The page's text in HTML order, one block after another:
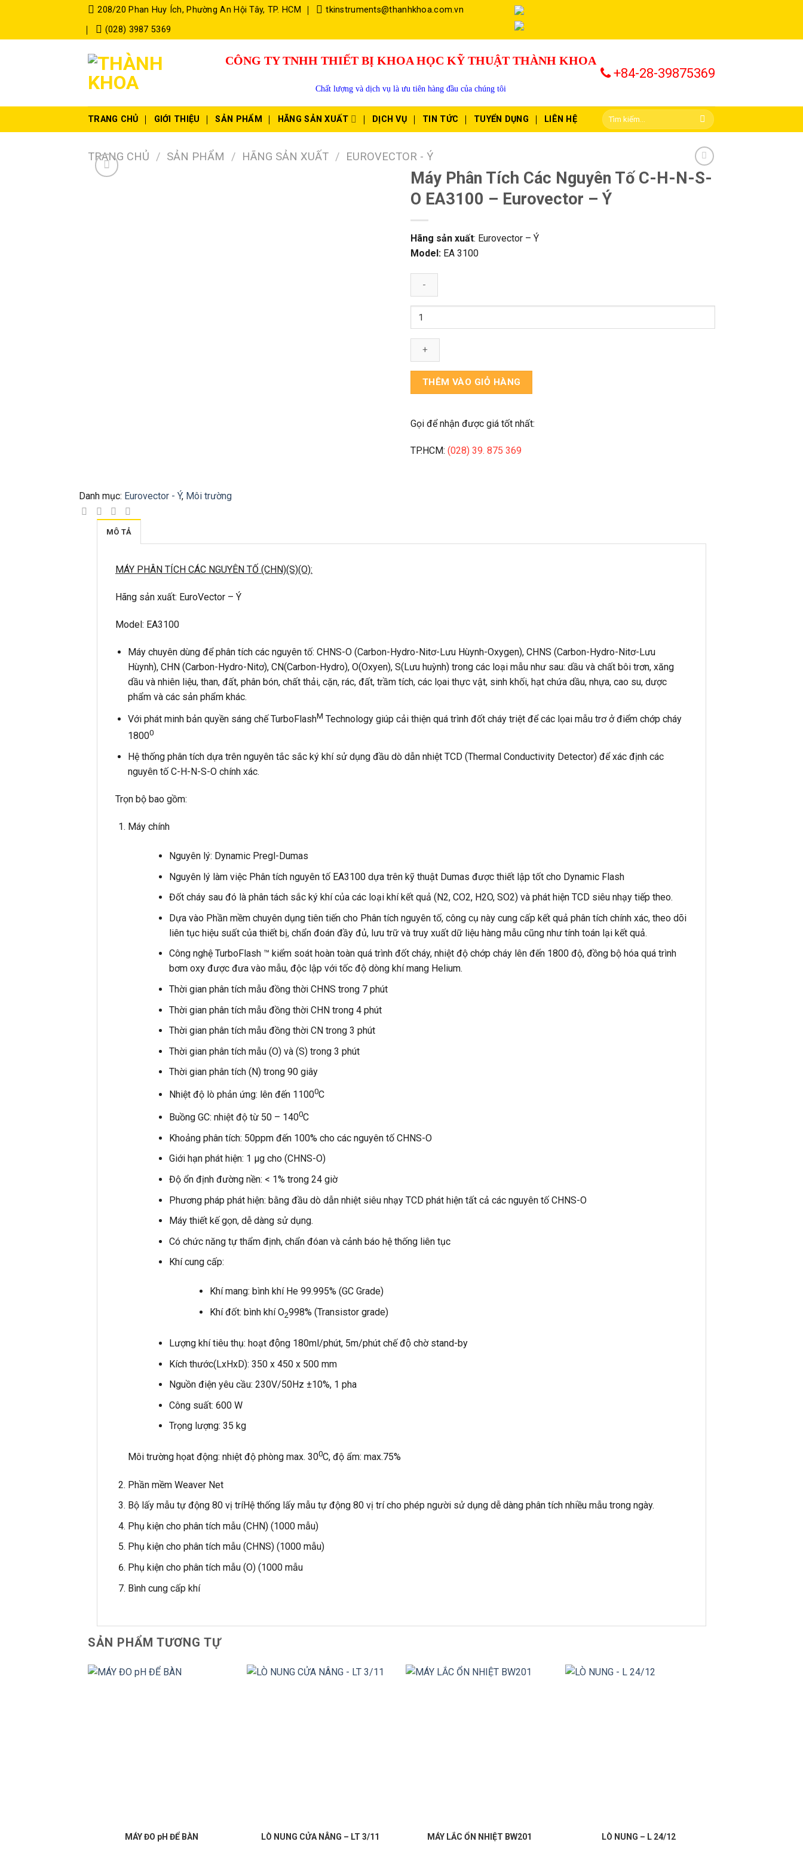
content
208/20 Phan Huy Ích, Phường An Hội Tây, TP. HCM
tkinstruments@thanhkhoa.com.vn
(028) 3987 5369
CÔNG TY TNHH THIẾT BỊ KHOA HỌC KỸ THUẬT THÀNH KHOA
Chất lượng và dịch vụ là ưu tiên hàng đầu của chúng tôi
+84-28-39875369
TRANG CHỦ GIỚI THIỆU SẢN PHẨM HÃNG SẢN XUẤT DỊCH VỤ TIN TỨC TUYỂN DỤNG LIÊN HỆ
TRANG CHỦ / SẢN PHẨM / HÃNG SẢN XUẤT / EUROVECTOR - Ý
Máy Phân Tích Các Nguyên Tố C-H-N-S-
O EA3100 – Eurovector – Ý
Hãng sản xuất: Eurovector – Ý
Model: EA 3100
Máy
Tích
Các
C-
N-
O
lượng
THÊM VÀO GIỎ HÀNG
Gọi để nhận được giá tốt nhất:
TP.HCM: (028) 39. 875 369
Danh mục: Eurovector - Ý, Môi trường
MÔ TẢ
MÁY PHÂN TÍCH CÁC NGUYÊN TỐ (CHN)(S)(O):
Hãng sản xuất: EuroVector – Ý
Model: EA3100
Máy chuyên dùng để phân tích các nguyên tố: CHNS-O (Carbon-Hydro-Nitơ-Lưu Hùynh-Oxygen), CHNS (Carbon-Hydro-Nitơ-Lưu
Hùynh), CHN (Carbon-Hydro-Nitơ), CN(Carbon-Hydro), O(Oxyen), S(Lưu huỳnh) trong các loại mẫu như sau: dầu và chất bôi trơn, xăng
dầu và nhiên liệu, than, đất, phân bón, chất thải, cặn, rác, đất, trầm tích, các lọai thực vật, sinh khối, hạt chứa dầu, nhựa, cao su, dược
phẩm và các sản phẩm khác.
Với phát minh bản quyền sáng chế TurboFlashM Technology giúp cải thiện quá trình đốt cháy triệt để các lọai mẫu trơ ở điểm chớp cháy
18000
Hệ thống phân tích dựa trên nguyên tắc sắc ký khí sử dụng đầu dò dẫn nhiệt TCD (Thermal Conductivity Detector) để xác định các
nguyên tố C-H-N-S-O chính xác.
Trọn bộ bao gồm:
Máy chính
Nguyên lý: Dynamic Pregl-Dumas
Nguyên lý làm việc Phân tích nguyên tố EA3100 dựa trên kỹ thuật Dumas được thiết lập tốt cho Dynamic Flash
Đốt cháy sau đó là phân tách sắc ký khí của các loại khí kết quả (N2, CO2, H2O, SO2) và phát hiện TCD siêu nhạy tiếp theo.
Dựa vào Phần mềm chuyên dụng tiên tiến cho Phân tích nguyên tố, công cụ này cung cấp kết quả phân tích chính xác, theo dõi
liên tục hiệu suất của thiết bị, chẩn đoán đầy đủ, lưu trữ và truy xuất dữ liệu hàng mẫu cũng như tính toán lại kết quả.
Công nghệ TurboFlash ™ kiểm soát hoàn toàn quá trình đốt cháy, nhiệt độ chớp cháy lên đến 1800 độ, đồng bộ hóa quá trình
bơm oxy được đưa vào mẫu, độc lập với tốc độ dòng khí mang Helium.
Thời gian phân tích mẫu đồng thời CHNS trong 7 phút
Thời gian phân tích mẫu đồng thời CHN trong 4 phút
Thời gian phân tích mẫu đồng thời CN trong 3 phút
Thời gian phân tích mẫu (O) và (S) trong 3 phút
Thời gian phân tích (N) trong 90 giây
Nhiệt độ lò phản ứng: lên đến 11000C
Buồng GC: nhiệt độ từ 50 – 1400C
Khoảng phân tích: 50ppm đến 100% cho các nguyên tố CHNS-O
Giới hạn phát hiện: 1 µg cho (CHNS-O)
Độ ổn định đường nền: < 1% trong 24 giờ
Phương pháp phát hiện: bằng đầu dò dẫn nhiệt siêu nhạy TCD phát hiện tất cả các nguyên tố CHNS-O
Máy thiết kế gọn, dễ dàng sử dụng.
Có chức năng tự thẩm định, chẩn đóan và cảnh báo hệ thống liên tục
Khí cung cấp:
Khí mang: bình khí He 99.995% (GC Grade)
Khí đốt: bình khí O2998% (Transistor grade)
Lượng khí tiêu thụ: hoạt động 180ml/phút, 5m/phút chế độ chờ stand-by
Kích thước(LxHxD): 350 x 450 x 500 mm
Nguồn điện yêu cầu: 230V/50Hz ±10%, 1 pha
Công suất: 600 W
Trọng lượng: 35 kg
Môi trường họat động: nhiệt độ phòng max. 300C, độ ẩm: max.75%
Phần mềm Weaver Net
Bộ lấy mẫu tự động 80 vị tríHệ thống lấy mẫu tự động 80 vị trí cho phép người sử dụng dễ dàng phân tích nhiều mẫu trong ngày.
Phụ kiện cho phân tích mẫu (CHN) (1000 mẫu)
Phụ kiện cho phân tích mẫu (CHNS) (1000 mẫu)
Phụ kiện cho phân tích mẫu (O) (1000 mẫu
Bình cung cấp khí
SẢN PHẨM TƯƠNG TỰ
MÁY ĐO pH ĐỂ BÀN LÒ NUNG CỬA NÂNG – LT 3/11 MÁY LẮC ỔN NHIỆT BW201 LÒ NUNG – L 24/12